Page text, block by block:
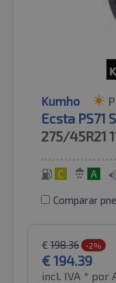
Kumho
Ecsta PS71
275/45R21
C A
Comparar
€ 198.36 -2%
€194.39
incl. IVA * por